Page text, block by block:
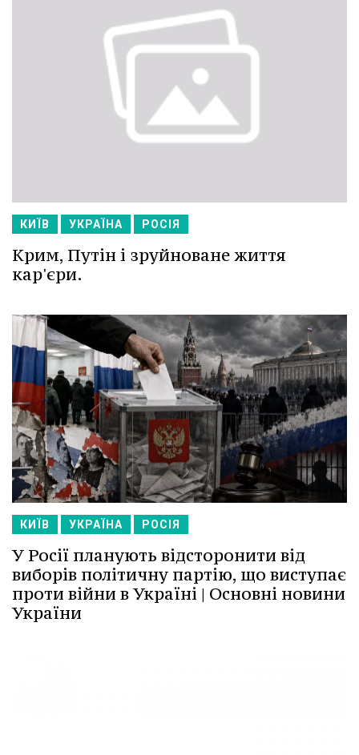
КИЇВ УКРАЇНА РОСІЯ
Крим, Путін і зруйноване життя
кар'єри.
КИЇВ УКРАЇНА РОСІЯ
У Росії планують відсторонити від
виборів політичну партію, що виступає
проти війни в Україні | Основні новини
України